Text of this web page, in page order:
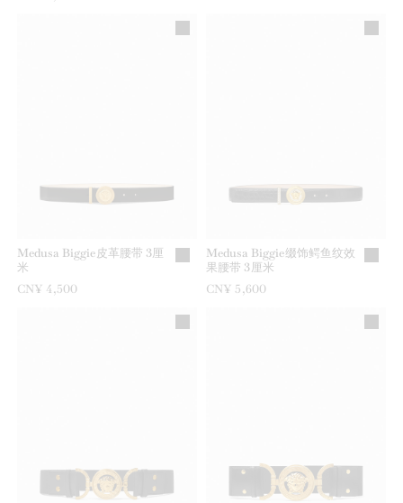
Medusa Biggie皮革腰带 3厘
米
CN¥ 4,500
Medusa Biggie缀饰鳄鱼纹效
果腰带 3厘米
CN¥ 5,600